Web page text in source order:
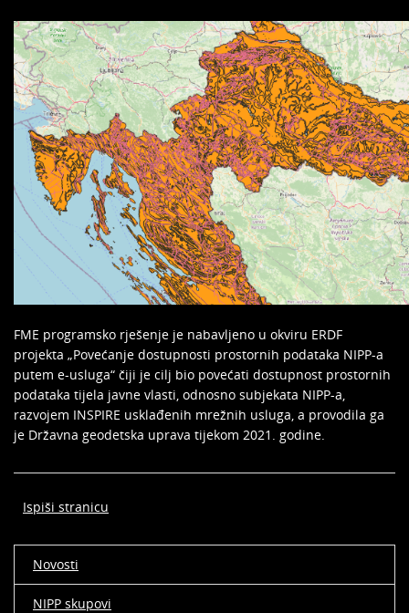
FME programsko rješenje je nabavljeno u okviru ERDF
projekta „Povećanje dostupnosti prostornih podataka NIPP-a
putem e-usluga“ čiji je cilj bio povećati dostupnost prostornih
podataka tijela javne vlasti, odnosno subjekata NIPP-a,
razvojem INSPIRE usklađenih mrežnih usluga, a provodila ga
je Državna geodetska uprava tijekom 2021. godine.
Ispiši stranicu
Novosti
NIPP skupovi